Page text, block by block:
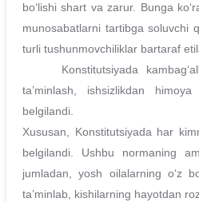
boʻlishi shart va zarur. Bunga
munosabatlarni tartibga soluvchi
turli tushunmovchiliklar bartaraf
Konstitutsiyada
taʼminlash, ishsizlikdan
belgilandi.
Xususan, Konstitutsiyada har
belgilandi. Ushbu normaning
jumladan, yosh oilalarning oʻz
taʼminlab, kishilarning hayotdan